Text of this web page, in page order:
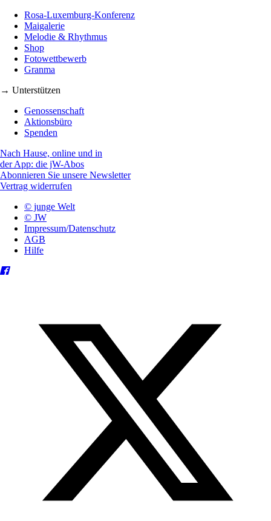
Rosa-Luxemburg-Konferenz
Maigalerie
Melodie & Rhythmus
Shop
Fotowettbewerb
Granma
→ Unterstützen
Genossenschaft
Aktionsbüro
Spenden
Nach Hause, online und in
der App: die jW-Abos
Abonnieren Sie unsere Newsletter
Vertrag widerrufen
© junge Welt
© JW
Impressum/Datenschutz
AGB
Hilfe